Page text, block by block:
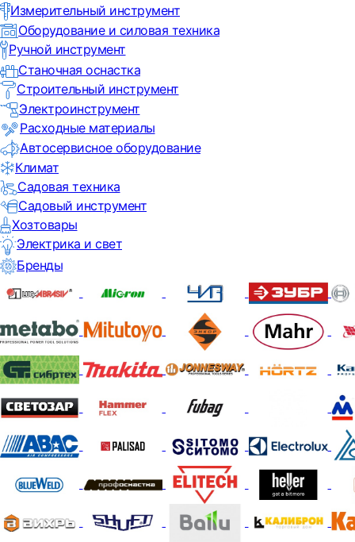
Измерительный инструмент
Оборудование и силовая техника
Ручной инструмент
Станочная оснастка
Строительный инструмент
Электроинструмент
Расходные материалы
Автосервисное оборудование
Климат
Садовая техника
Садовый инструмент
Хозтовары
Электрика и свет
Бренды